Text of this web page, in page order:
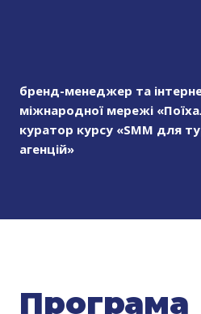
бренд-менеджер та
міжнародної мережі
куратор курсу «SMM для
агенцій»
Програма